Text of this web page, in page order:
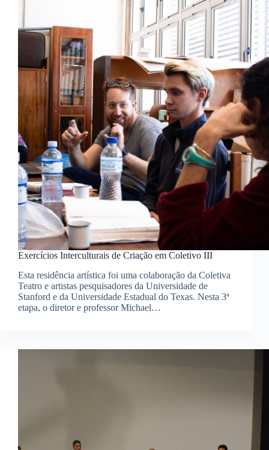
Exercícios Interculturais de Criação em Coletivo III
Esta residência artística foi uma colaboração da Coletiva
Teatro e artistas pesquisadores da Universidade de
Stanford e da Universidade Estadual do Texas. Nesta 3ª
etapa, o diretor e professor Michael…